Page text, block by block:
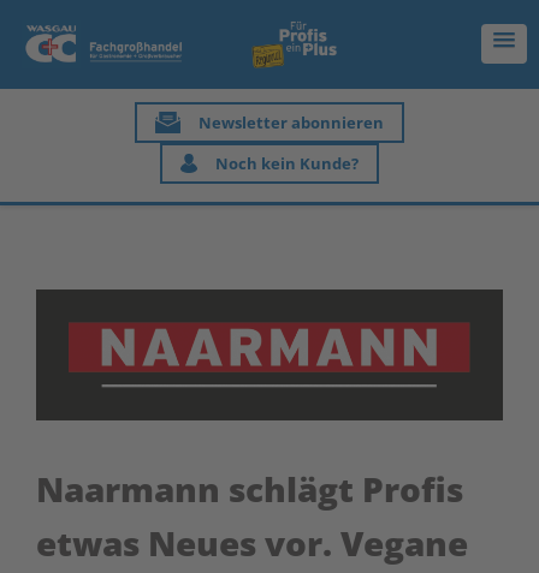
Newsletter abonnieren
Noch kein Kunde?
Naarmann schlägt Profis
etwas Neues vor. Vegane